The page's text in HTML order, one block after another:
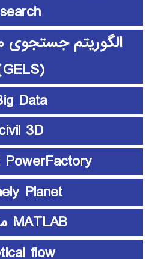
search
الگوریتم جستجوی
(GELS)
Data
3D
PowerFactory
Planet
MATLAB متلب
flow